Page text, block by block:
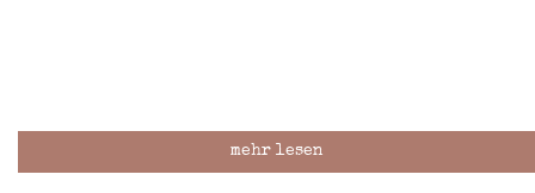
mehr lesen